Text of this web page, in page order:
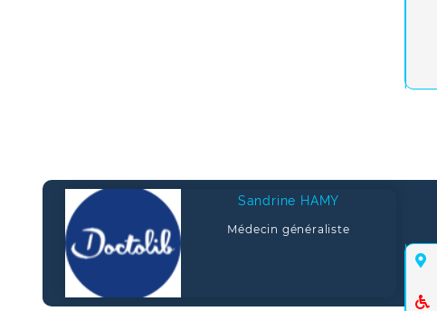
Sandrine HAMY
Médecin généraliste